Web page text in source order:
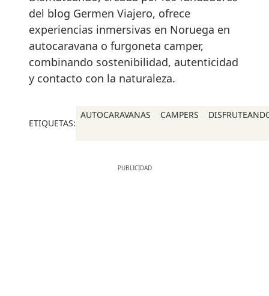
del blog Germen Viajero, ofrece
experiencias inmersivas en Noruega en
autocaravana o furgoneta camper,
combinando sostenibilidad, autenticidad
y contacto con la naturaleza.
ETIQUETAS:
AUTOCARAVANAS CAMPERS